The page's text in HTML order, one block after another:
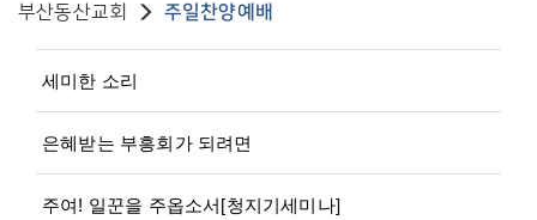
부산동산교회 주일찬양예배
세미한 소리
은혜받는 부흥회가 되려면
주여! 일꾼을 주옵소서[청지기세미나]